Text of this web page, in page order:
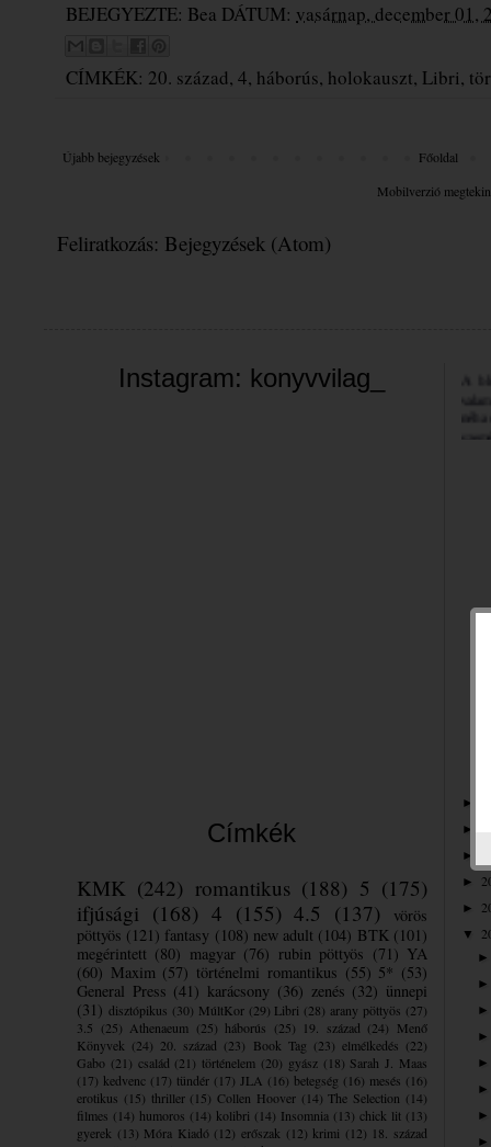
BEJEGYEZTE: Bea DÁTUM: vasárnap, december 01,
CÍMKÉK: 20. század, 4, háborús, holokauszt, Libri,
Újabb bejegyzések
Főoldal
Mobilverzió
Feliratkozás: Bejegyzések (Atom)
Instagram: konyvvilag_
Címkék
KMK (242) romantikus (188) 5 (175)
ifjúsági (168) 4 (155) 4.5 (137)
vörös
pöttyös (121) fantasy (108) new adult (104) BTK (101)
megérintett (80) magyar (76) rubin pöttyös (71) YA
(60) Maxim (57) történelmi romantikus (55) 5* (53)
General Press (41) karácsony (36) zenés (32) ünnepi
(31) disztópikus (30) MúltKor (29) Libri (28) arany pöttyös (27)
3.5 (25) Athenaeum (25) háborús (25) 19. század (24) Menő
Könyvek (24) 20. század (23) Book Tag (23) elmélkedés (22)
Gabo (21) család (21) történelem (20) gyász (18) Sarah J. Maas
(17) kedvenc (17) tündér (17) JLA (16) betegség (16) mesés (16)
erotikus (15) thriller (15) Collen Hoover (14) The Selection (14)
filmes (14) humoros (14) kolibri (14) Insomnia (13) chick lit (13)
gyerek (13) Móra Kiadó (12) erőszak (12) krimi (12) 18. század
Jó
►
►
►
►
►
▼